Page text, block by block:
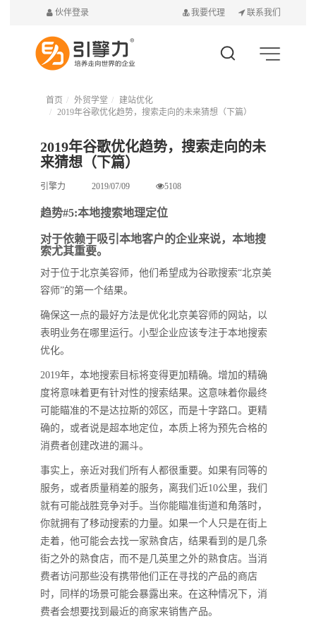
伙伴登录 我要代理 联系我们
首页 外贸学堂
建站优化
2019年谷歌优化趋势，搜索走向的未来猜想（下篇）
2019年谷歌优化趋势，搜索走向的未
来猜想（下篇）
引擎力 2019/07/09 5108
趋势#5:本地搜索地理定位
对于依赖于吸引本地客户的企业来说，本地搜
索尤其重要。
对于位于北京美容师，他们希望成为谷歌搜索“北京美
容师”的第一个结果。
确保这一点的最好方法是优化北京美容师的网站，以
表明业务在哪里运行。小型企业应该专注于本地搜索
优化。
2019年，本地搜索目标将变得更加精确。增加的精确
度将意味着更有针对性的搜索结果。这意味着你最终
可能瞄准的不是达拉斯的郊区，而是十字路口。更精
确的，或者说是超本地定位，本质上将为预先合格的
消费者创建改进的漏斗。
事实上，亲近对我们所有人都很重要。如果有同等的
服务，或者质量稍差的服务，离我们近10公里，我们
就有可能战胜竞争对手。当你能瞄准街道和角落时，
你就拥有了移动搜索的力量。如果一个人只是在街上
走着，他可能会去找一家熟食店，结果看到的是几条
街之外的熟食店，而不是几英里之外的熟食店。当消
费者访问那些没有携带他们正在寻找的产品的商店
时，同样的场景可能会暴露出来。在这种情况下，消
费者会想要找到最近的商家来销售产品。